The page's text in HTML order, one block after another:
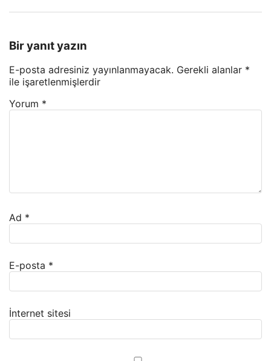
Bir yanıt yazın
E-posta adresiniz yayınlanmayacak. Gerekli alanlar *
ile işaretlenmişlerdir
Yorum *
Ad *
E-posta *
İnternet sitesi